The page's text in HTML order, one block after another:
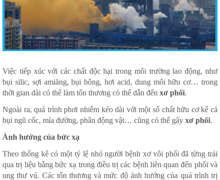
Việc tiếp xúc với các chất độc hại trong môi trường lao động, như
bụi silic, sợi amiăng, bụi bông, hơi acid, dung môi hữu cơ… trong
thời gian dài có thể làm tổn thương có thể dẫn đến xơ phổi.
Ngoài ra, quá trình phơi nhiễm kéo dài với một số chất hữu cơ kể cả
bụi ngũ cốc, mía đường, phân động vật… cũng có thể gây xơ phổi.
Ảnh hưởng của bức xạ
Theo thống kê có một tỷ lệ nhỏ người bệnh xơ vôi phổi đã từng trải
qua trị liệu bằng bức xạ trong điều trị các bệnh liên quan đến phổi và
ung thư vú. Các tổn thương và mức độ ảnh hưởng của quá trình trị